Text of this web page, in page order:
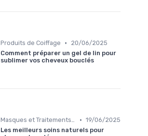
Produits de Coiffage •
20/06/2025
Comment préparer un gel de lin pour
sublimer vos cheveux bouclés
Masques et Traitements en Profondeur • 19/06/2025
Les meilleurs soins naturels pour